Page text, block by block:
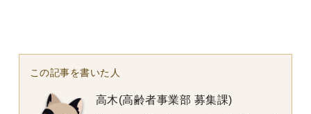
この記事を書いた人
高木(高齢者事業部 募集課)